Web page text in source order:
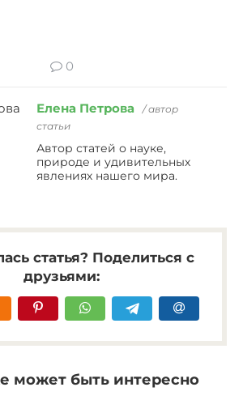
0
Елена Петрова
/ автор
статьи
Автор статей о науке,
природе и удивительных
явлениях нашего мира.
статья? Поделиться с
друзьями:
может быть интересно